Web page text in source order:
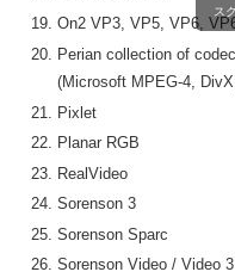
On2 VP3, VP5, VP6,
Perian collection of
(Microsoft MPEG-4,
Pixlet
Planar RGB
RealVideo
Sorenson 3
Sorenson Sparc
Sorenson Video / Video
ス